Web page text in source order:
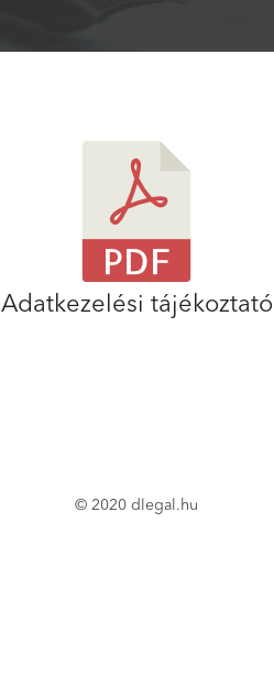
Adatkezelési tájékoztató
© 2020 dlegal.hu